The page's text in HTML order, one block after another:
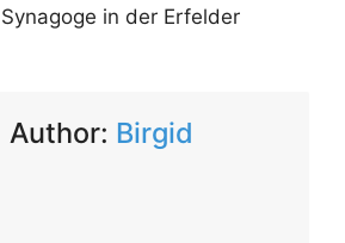
in der Erfelder
Author: Birgid